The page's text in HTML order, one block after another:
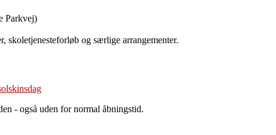
Parkvej)
skoletjenesteforløb og særlige arrangementer.
- også uden for normal åbningstid.